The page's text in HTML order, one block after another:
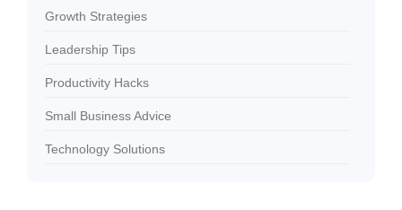
Growth Strategies
Leadership Tips
Productivity Hacks
Small Business Advice
Technology Solutions